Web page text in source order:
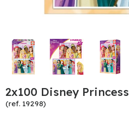
2x100 Disney Princess
(ref. 19298)